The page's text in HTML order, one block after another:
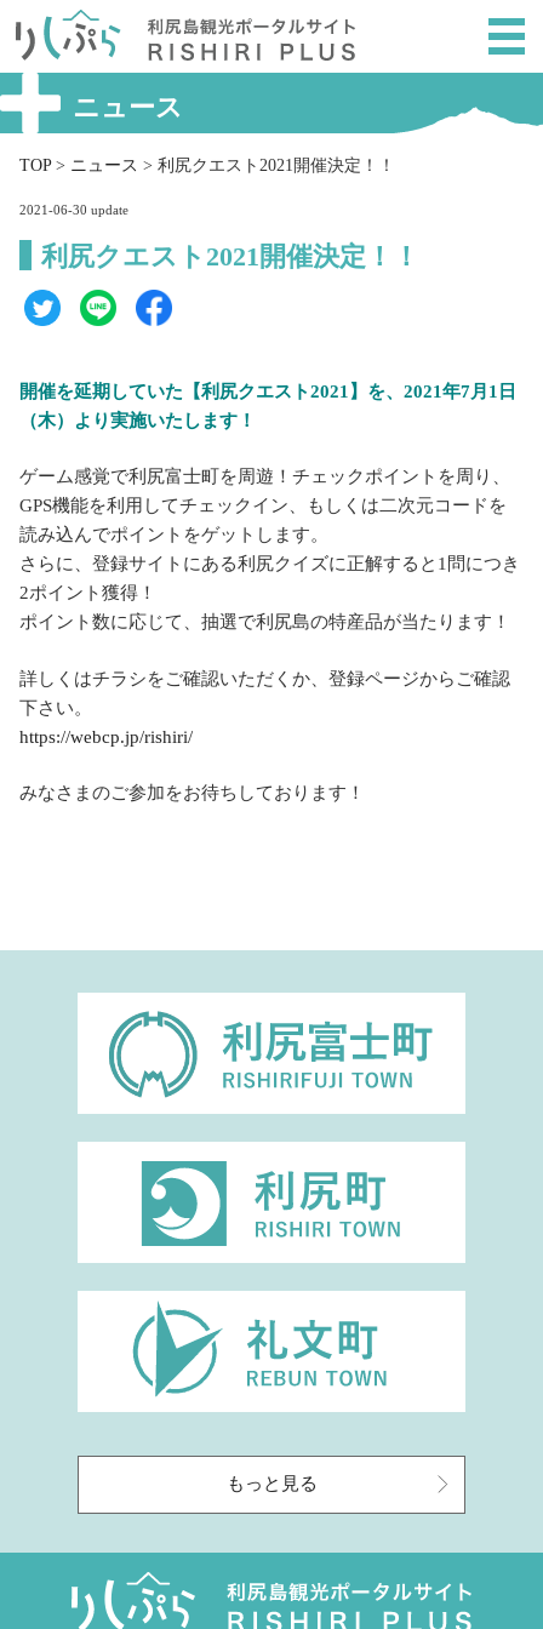
ニ
ュ
ー
を
ニュース
TOP> ニュース > 利尻クエスト2021開催決定！！
2021-06-30 update
利尻クエスト2021開催決定！！
開催を延期していた【利尻クエスト2021】を、2021年7月1日
（木）より実施いたします！
ゲーム感覚で利尻富士町を周遊！チェックポイントを周り、
GPS機能を利用してチェックイン、もしくは二次元コードを
読み込んでポイントをゲットします。
さらに、登録サイトにある利尻クイズに正解すると1問につき
2ポイント獲得！
ポイント数に応じて、抽選で利尻島の特産品が当たります！
詳しくはチラシをご確認いただくか、登録ページからご確認
下さい。
https://webcp.jp/rishiri/
みなさまのご参加をお待ちしております！
もっと見る